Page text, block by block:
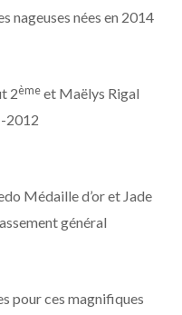
nageuses nées en 2014
2èmeet Maëlys Rigal
2012
Médaille d’or et Jade
général
pour ces magnifiques